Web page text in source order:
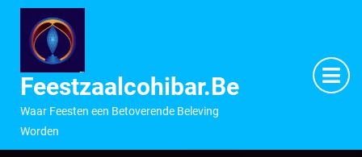
inhoud
Feestzaalcohibar.be
Waar Feesten een Betoverende Beleving
Worden